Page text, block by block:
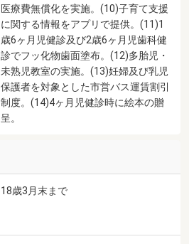
医療費無償化を実施。(10)子育て支援
に関する情報をアプリで提供。(11)1
歳6ヶ月児健診及び2歳6ヶ月児歯科健
診でフッ化物歯面塗布。(12)多胎児・
未熟児教室の実施。(13)妊婦及び乳児
保護者を対象とした市営バス運賃割引
制度。(14)4ヶ月児健診時に絵本の贈
呈。
18歳3月末まで